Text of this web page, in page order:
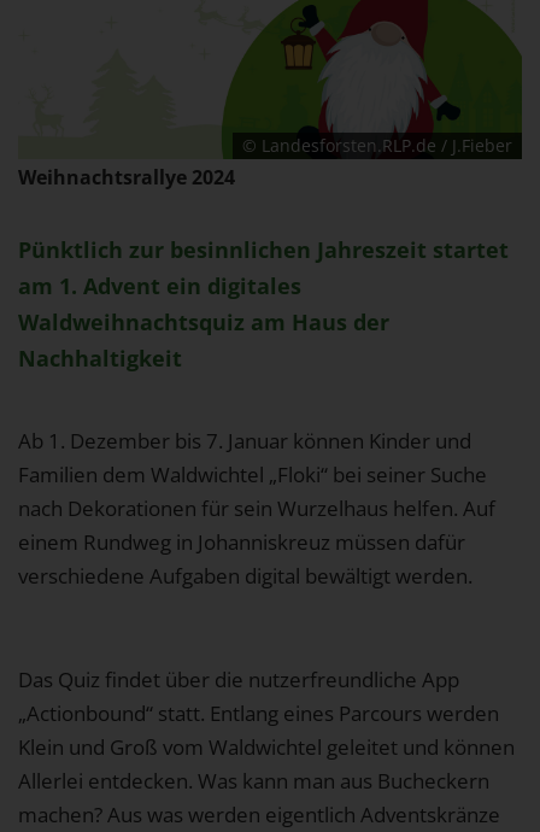
© Landesforsten.RLP.de / J.Fieber
Weihnachtsrallye 2024
Pünktlich zur besinnlichen Jahreszeit startet
am 1. Advent ein digitales
Waldweihnachtsquiz am Haus der
Nachhaltigkeit
Ab 1. Dezember bis 7. Januar können Kinder und
Familien dem Waldwichtel „Floki“ bei seiner Suche
nach Dekorationen für sein Wurzelhaus helfen. Auf
einem Rundweg in Johanniskreuz müssen dafür
verschiedene Aufgaben digital bewältigt werden.
Das Quiz findet über die nutzerfreundliche App
„Actionbound“ statt. Entlang eines Parcours werden
Klein und Groß vom Waldwichtel geleitet und können
Allerlei entdecken. Was kann man aus Bucheckern
machen? Aus was werden eigentlich Adventskränze
EXTERNE MEDIEN
Um Inhalte von Videoplattformen und Social Media
Plattformen anzeigen zu können, werden von
diesen externen Medien Cookies gesetzt.
YouTube
Vimeo